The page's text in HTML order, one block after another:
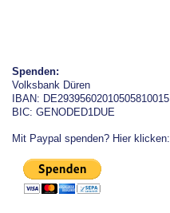
Spenden:
Volksbank Düren
IBAN: DE29395602010505810015
BIC: GENODED1DUE
Mit Paypal spenden? Hier klicken: